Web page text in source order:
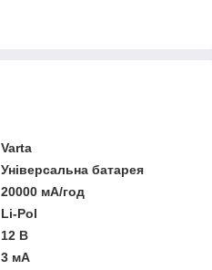
Varta
Універсальна батарея
20000 мА/год
Li-Pol
12 В
3 мА